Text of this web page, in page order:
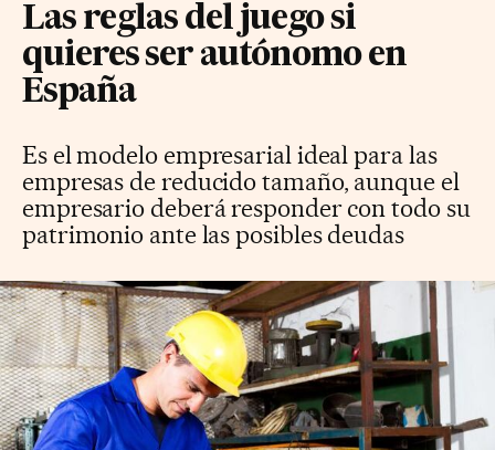
Las reglas del juego si
quieres ser autónomo en
España
Es el modelo empresarial ideal para las
empresas de reducido tamaño, aunque el
empresario deberá responder con todo su
patrimonio ante las posibles deudas